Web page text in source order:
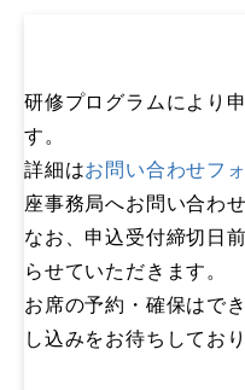
研修プログラムにより
す。
詳細はお問い合わせフ
座事務局へお問い合わ
なお、申込受付締切日
らせていただきます。
お席の予約・確保はで
し込みをお待ちしており